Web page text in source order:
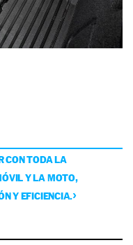
CON TODA LA
Y LA MOTO,
Y EFICIENCIA.